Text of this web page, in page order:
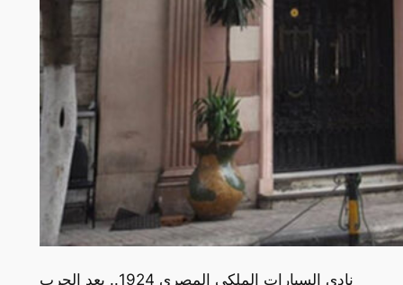
نادي السيارات الملكي المصري 1924.. بعد الحرب